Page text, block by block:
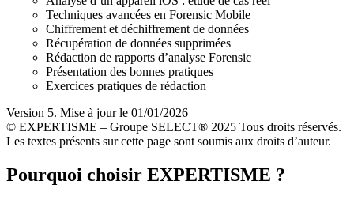
Techniques avancées en Forensic Mobile
Chiffrement et déchiffrement de données
Récupération de données supprimées
Rédaction de rapports d’analyse Forensic
Présentation des bonnes pratiques
Exercices pratiques de rédaction
Version 5. Mise à jour le 01/01/2026
© EXPERTISME – Groupe SELECT® 2025 Tous droits réservés.
Les textes présents sur cette page sont soumis aux droits d’auteur.
Pourquoi choisir EXPERTISME ?